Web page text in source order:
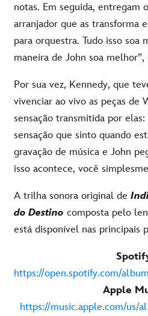
notas. Em seguida, entregam
arranjador que as transforma
para orquestra. Tudo isso soa
maneira de John soa
Por sua vez, Kennedy, que
vivenciar ao vivo as peças de
sensação transmitida por
sensação que sinto quando
gravação de música e John
isso acontece, você
A trilha sonora original de
do Destino composta pelo
está disponível nas principais
https://open.spotify.com/
Apple
https://music.apple.com/us/